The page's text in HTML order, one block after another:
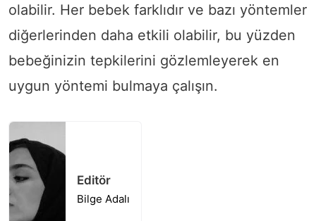
olabilir. Her bebek farklıdır ve bazı yöntemler
diğerlerinden daha etkili olabilir, bu yüzden
bebeğinizin tepkilerini gözlemleyerek en
uygun yöntemi bulmaya çalışın.
Editör
Bilge Adalı